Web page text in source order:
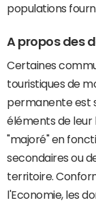
populations
A propos des
Certaines
touristiques de
permanente est
éléments de
"majoré" en
secondaires ou
territoire.
l'Economie, les